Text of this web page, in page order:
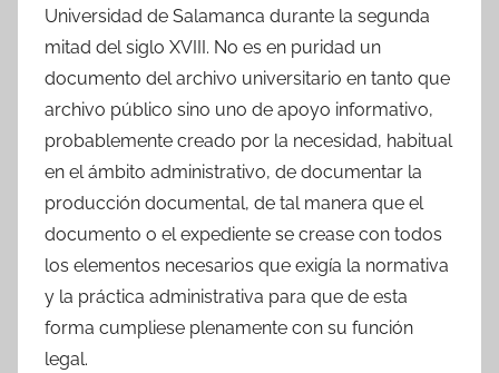
Universidad de Salamanca durante la segunda
mitad del siglo XVIII. No es en puridad un
documento del archivo universitario en tanto que
archivo público sino uno de apoyo informativo,
probablemente creado por la necesidad, habitual
en el ámbito administrativo, de documentar la
producción documental, de tal manera que el
documento o el expediente se crease con todos
los elementos necesarios que exigía la normativa
y la práctica administrativa para que de esta
forma cumpliese plenamente con su función
legal.